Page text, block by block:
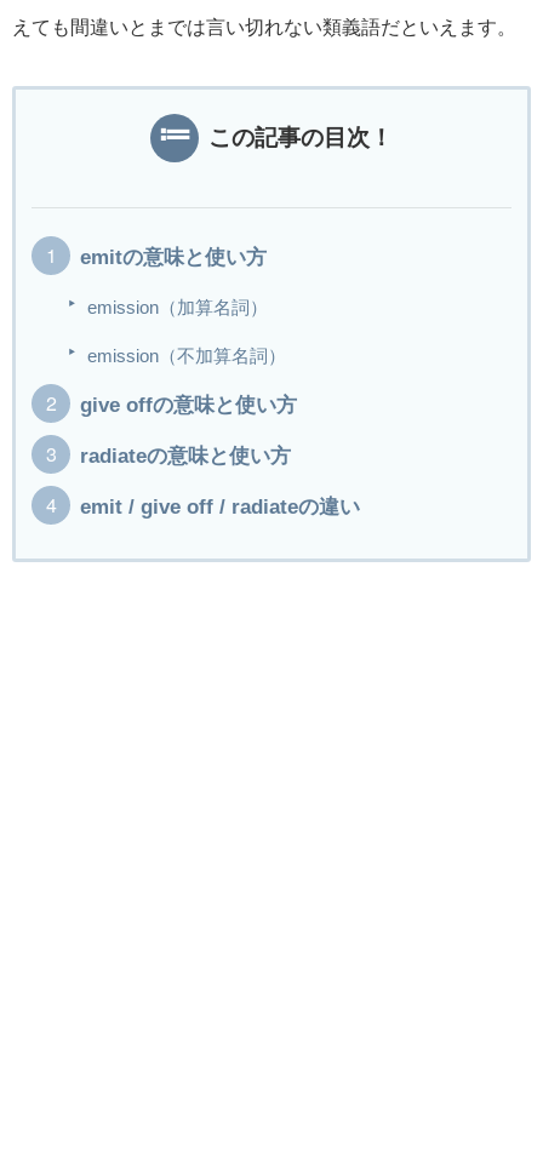
えても間違いとまでは言い切れない類義語だといえます。
この記事の目次！
emitの意味と使い方
emission（加算名詞）
emission（不加算名詞）
give offの意味と使い方
radiateの意味と使い方
emit / give off / radiateの違い